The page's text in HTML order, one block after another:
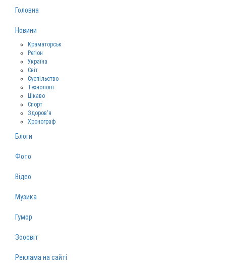
Головна
Новини
Краматорськ
Регіон
Україна
Світ
Суспільство
Технології
Цікаво
Спорт
Здоров‘я
Хронограф
Блоги
Фото
Відео
Музика
Гумор
Зоосвіт
Реклама на сайті